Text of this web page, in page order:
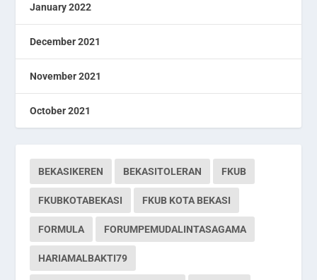
January 2022
December 2021
November 2021
October 2021
BEKASIKEREN BEKASITOLERAN FKUB
FKUBKOTABEKASI FKUB KOTA BEKASI
FORMULA FORUMPEMUDALINTASAGAMA
HARIAMALBAKTI79